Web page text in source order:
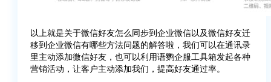
以上就是关于微信好友怎么同步到企业微信以及微信好友迁
移到企业微信有哪些方法问题的解答啦，我们可以在通讯录
里主动添加微信好友，也可以利用语鹦企服工具箱发起各种
营销活动，让客户主动添加我们，提高好友通过率。